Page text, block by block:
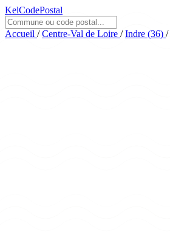
KelCodePostal
Accueil / Centre-Val de Loire / Indre (36) /